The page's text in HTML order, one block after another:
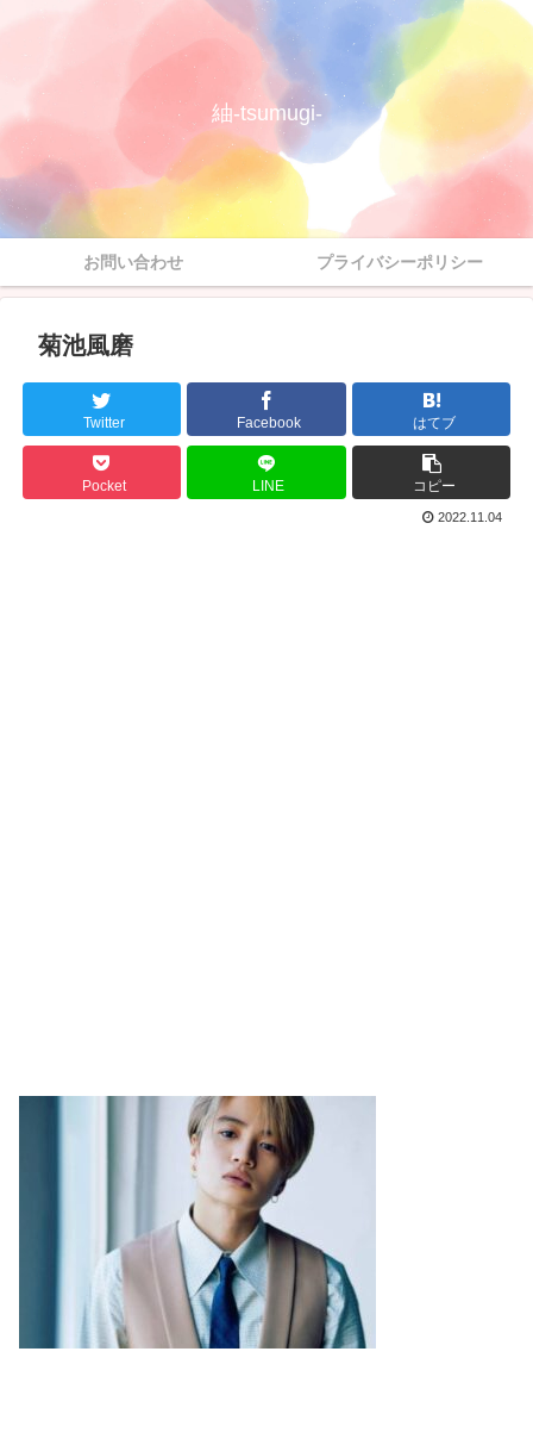
紬-tsumugi-
お問い合わせ プライバシーポリシー
菊池風磨
Twitter Facebook はてブ
Pocket LINE コピー
2022.11.04